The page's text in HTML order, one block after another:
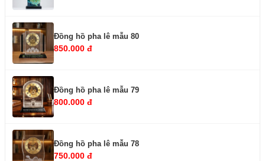
Đồng hồ pha lê mẫu 80
850.000 đ
Đồng hồ pha lê mẫu 79
800.000 đ
Đồng hồ pha lê mẫu 78
750.000 đ